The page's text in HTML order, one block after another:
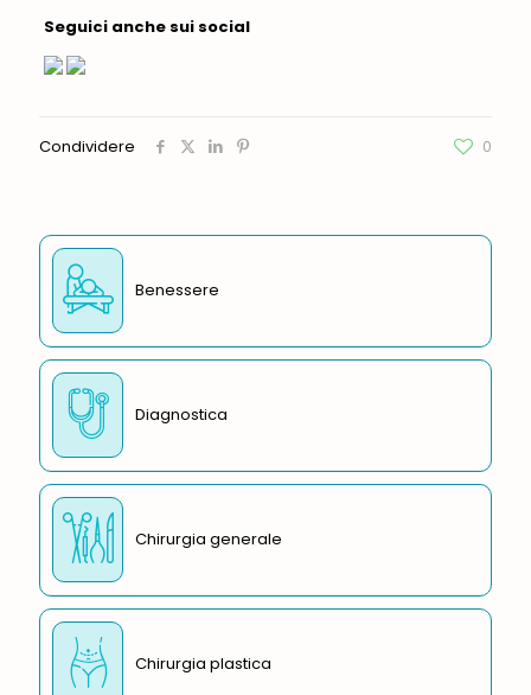
Seguici anche sui social
Condividere 0
Benessere
Diagnostica
Chirurgia generale
Chirurgia plastica